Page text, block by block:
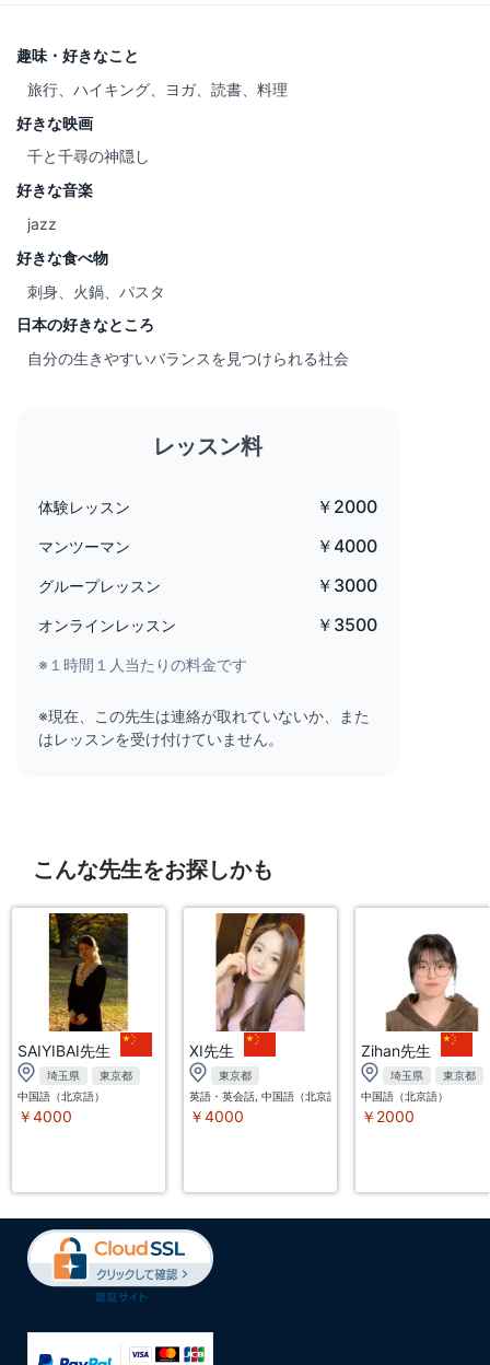
趣味・好きなこと
旅行、ハイキング、ヨガ、読書、料理
好きな映画
千と千尋の神隠し
好きな音楽
jazz
好きな食べ物
刺身、火鍋、パスタ
日本の好きなところ
自分の生きやすいバランスを見つけられる社会
レッスン料
体験レッスン ￥2000
マンツーマン ￥4000
グループレッスン ￥3000
オンラインレッスン ￥3500
※１時間１人当たりの料金です
※現在、この先生は連絡が取れていないか、また
はレッスンを受け付けていません。
こんな先生をお探しかも
SAIYIBAI先生
埼玉県
東京都
中国語（北京語）
￥4000
XI先生
東京都
英語・英会話, 中国語（北京語）, 韓国語
￥4000
Zihan先生
埼玉県
東京都
中国語（北京語）
￥2000